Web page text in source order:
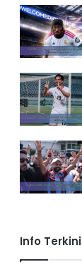
Info Terkini